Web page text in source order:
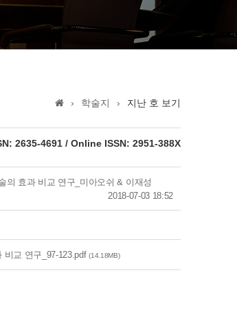
› 학술지 › 지난 호 보기
2635-4691 / Online ISSN: 2951-388X
의 효과 비교 연구_미아오쉬 & 이재성
2018-07-03 18:52
비교 연구_97-123.pdf(14.18MB)